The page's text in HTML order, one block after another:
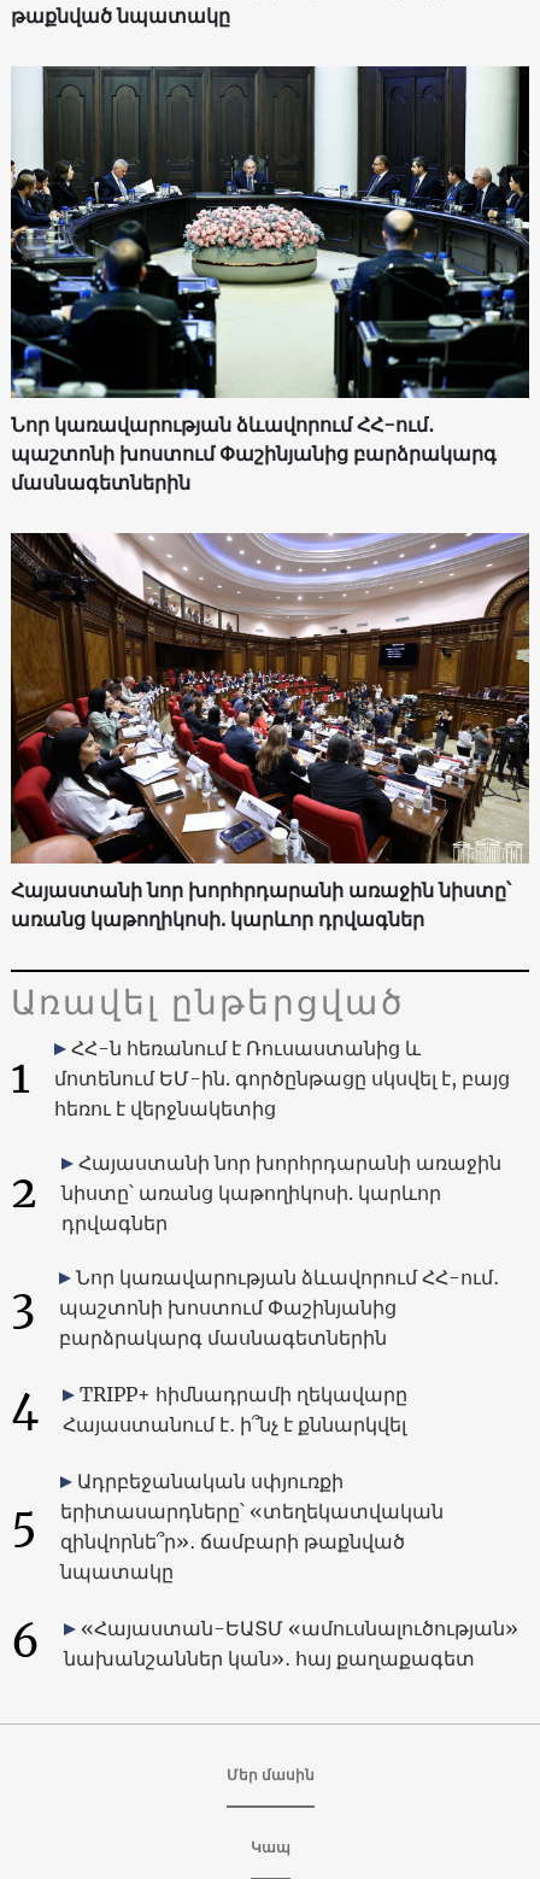
թաքնված նպատակը
Նոր կառավարության ձևավորում ՀՀ-ում․
պաշտոնի խոստում Փաշինյանից բարձրակարգ
մասնագետներին
Հայաստանի նոր խորհրդարանի առաջին նիստը՝
առանց կաթողիկոսի. կարևոր դրվագներ
Առավել ընթերցված
1
ՀՀ-ն հեռանում է Ռուսաստանից և
մոտենում ԵՄ-ին. գործընթացը սկսվել է, բայց
հեռու է վերջնակետից
2
Հայաստանի նոր խորհրդարանի առաջին
նիստը՝ առանց կաթողիկոսի. կարևոր
դրվագներ
3
Նոր կառավարության ձևավորում ՀՀ-ում․
պաշտոնի խոստում Փաշինյանից
բարձրակարգ մասնագետներին
4
TRIPP+ հիմնադրամի ղեկավարը
Հայաստանում է․ ի՞նչ է քննարկվել
5
Ադրբեջանական սփյուռքի
երիտասարդները՝ «տեղեկատվական
զինվորնե՞ր»․ ճամբարի թաքնված
նպատակը
6
«Հայաստան-ԵԱՏՄ «ամուսնալուծության»
նախանշաններ կան»․ հայ քաղաքագետ
Մեր մասին
Կապ